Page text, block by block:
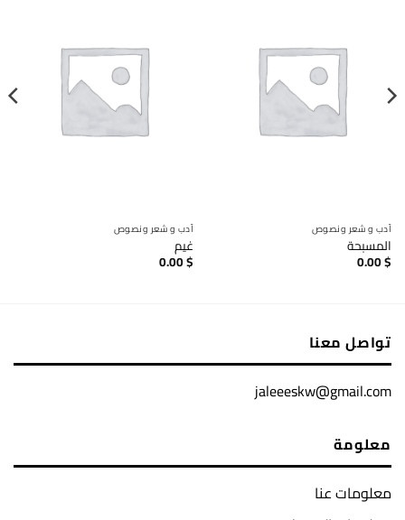
أدب و شعر ونصوص
0.00$
أدب و شعر ونصوص
غيم
0.00$
تواصل معنا
jaleeeskw@gmail.com
معلومة
معلومات عنا